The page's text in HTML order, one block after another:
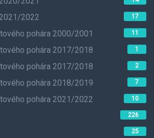
2022 17
pohára 2000/2001 11
pohára 2017/2018 1
pohára 2017/2018 2
pohára 2018/2019 7
pohára 2021/2022 10
226
25